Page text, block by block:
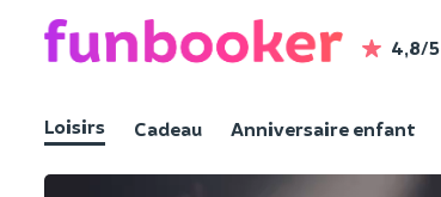
4,8/5
Loisirs Cadeau Anniversaire enfant